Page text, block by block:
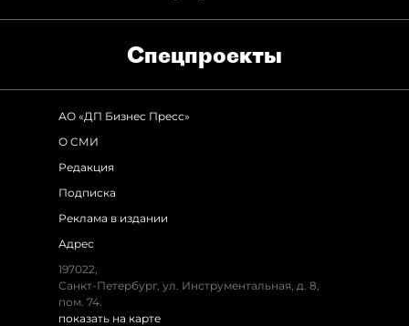
Спец­проекты
АО «ДП Бизнес Пресс»
О СМИ
Редакция
Подписка
Реклама в издании
Адрес
197022,
Санкт-Петербург, ул. Инструментальная, д. 8,
пом. 74.
показать на карте